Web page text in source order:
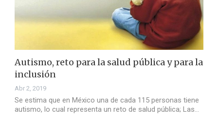
Autismo, reto para la salud pública y para la
inclusión
Abr 2, 2019
Se estima que en México una de cada 115 personas tiene
autismo, lo cual representa un reto de salud pública; Las…